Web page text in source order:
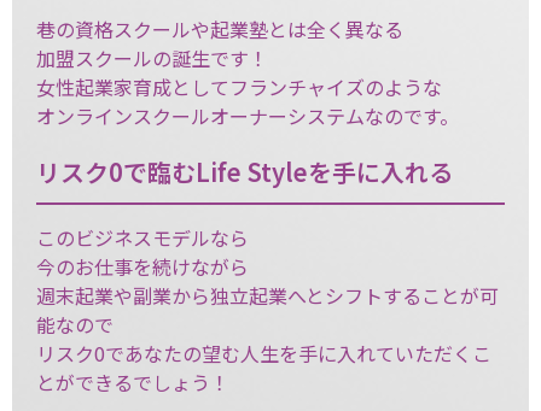
巷の資格スクールや起業塾とは全く異なる
加盟スクールの誕生です！
女性起業家育成としてフランチャイズのような
オンラインスクールオーナーシステムなのです。
リスク0で臨むLife Styleを手に入れる
このビジネスモデルなら
今のお仕事を続けながら
週末起業や副業から独立起業へとシフトすることが可
能なので
リスク0であなたの望む人生を手に入れていただくこ
とができるでしょう！